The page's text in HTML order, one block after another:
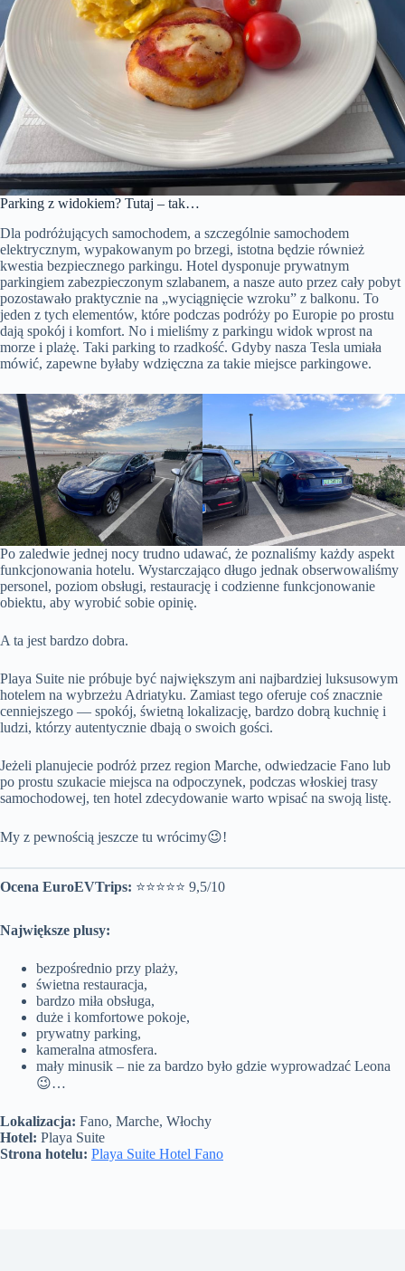
Parking z widokiem? Tutaj – tak…
Dla podróżujących samochodem, a szczególnie samochodem
elektrycznym, wypakowanym po brzegi, istotna będzie również
kwestia bezpiecznego parkingu. Hotel dysponuje prywatnym
parkingiem zabezpieczonym szlabanem, a nasze auto przez cały pobyt
pozostawało praktycznie na „wyciągnięcie wzroku” z balkonu. To
jeden z tych elementów, które podczas podróży po Europie po prostu
dają spokój i komfort. No i mieliśmy z parkingu widok wprost na
morze i plażę. Taki parking to rzadkość. Gdyby nasza Tesla umiała
mówić, zapewne byłaby wdzięczna za takie miejsce parkingowe.
Po zaledwie jednej nocy trudno udawać, że poznaliśmy każdy aspekt
funkcjonowania hotelu. Wystarczająco długo jednak obserwowaliśmy
personel, poziom obsługi, restaurację i codzienne funkcjonowanie
obiektu, aby wyrobić sobie opinię.
A ta jest bardzo dobra.
Playa Suite nie próbuje być największym ani najbardziej luksusowym
hotelem na wybrzeżu Adriatyku. Zamiast tego oferuje coś znacznie
cenniejszego — spokój, świetną lokalizację, bardzo dobrą kuchnię i
ludzi, którzy autentycznie dbają o swoich gości.
Jeżeli planujecie podróż przez region Marche, odwiedzacie Fano lub
po prostu szukacie miejsca na odpoczynek, podczas włoskiej trasy
samochodowej, ten hotel zdecydowanie warto wpisać na swoją listę.
My z pewnością jeszcze tu wrócimy😉!
Ocena EuroEVTrips: ⭐⭐⭐⭐⭐ 9,5/10
Największe plusy:
bezpośrednio przy plaży,
świetna restauracja,
bardzo miła obsługa,
duże i komfortowe pokoje,
prywatny parking,
kameralna atmosfera.
mały minusik – nie za bardzo było gdzie wyprowadzać Leona
😉…
Lokalizacja: Fano, Marche, Włochy
Hotel: Playa Suite
Strona hotelu: Playa Suite Hotel Fano